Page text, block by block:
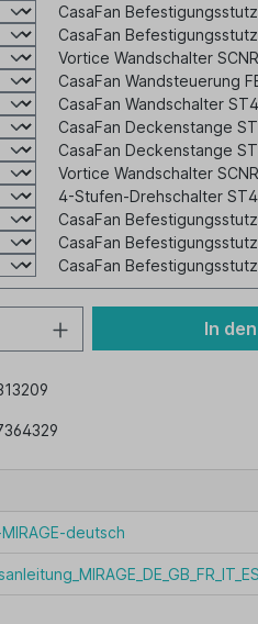
Vortice Wandschalter
CasaFan Wandschalter
CasaFan Deckenstange
CasaFan Deckenstange
Vortice Wandschalter
4-Stufen-Drehschalter
In
deutsch